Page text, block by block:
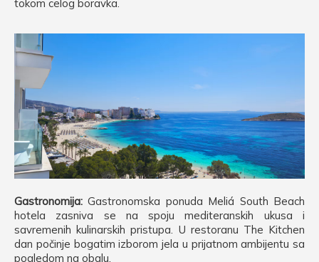
tokom celog boravka.
Gastronomija:Gastronomska ponuda Meliá South Beach
hotela zasniva se na spoju mediteranskih ukusa i
savremenih kulinarskih pristupa. U restoranu The Kitchen
dan počinje bogatim izborom jela u prijatnom ambijentu sa
pogledom na obalu.